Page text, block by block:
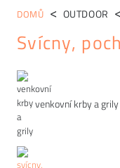
Kategorie
venkovní krby a grily
DOMŮ OUTDOOR
Svícny,